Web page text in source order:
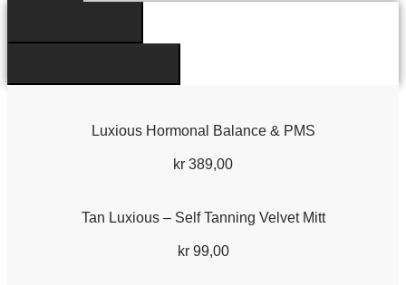
Luxious Hormonal Balance & PMS
kr 389,00
Tan Luxious – Self Tanning Velvet Mitt
kr99,00